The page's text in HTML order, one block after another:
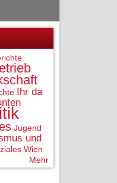
Ihr da
Jugend
und
Wien
Mehr